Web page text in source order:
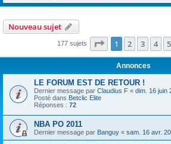
Nouveau sujet
177 sujets Page 1sur8
1 2 3 4 5
Annonces
LE FORUM EST DE RETOUR !
Dernier message par Claudius F « dim. 16 juin
Posté dans Betclic Elite
Réponses : 72
NBA PO 2011
Dernier message par Banguy « sam. 16 avr.